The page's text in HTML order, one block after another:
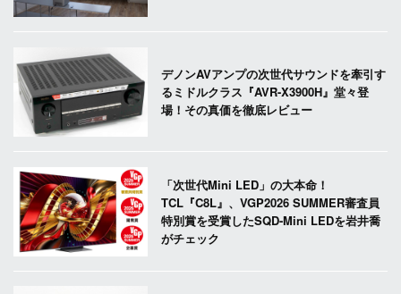
デノンAVアンプの次世代サウンドを牽引す
るミドルクラス『AVR-X3900H』堂々登
場！その真価を徹底レビュー
「次世代Mini LED」の大本命！
TCL『C8L』、VGP2026 SUMMER審査員
特別賞を受賞したSQD-Mini LEDを岩井喬
がチェック